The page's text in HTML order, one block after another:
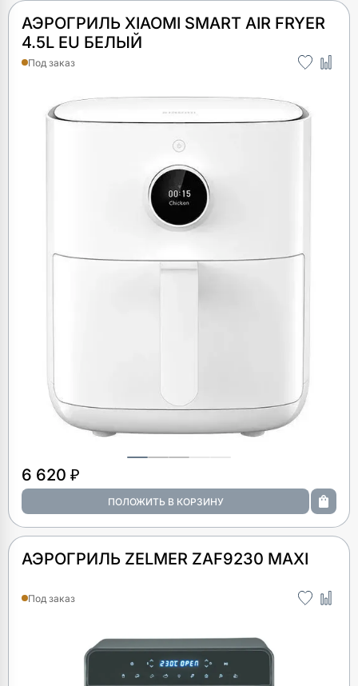
АЭРОГРИЛЬ XIAOMI SMART AIR FRYER
4.5L EU БЕЛЫЙ
Под заказ
6 620 ₽
АЭРОГРИЛЬ ZELMER ZAF9230 MAXI
Под заказ